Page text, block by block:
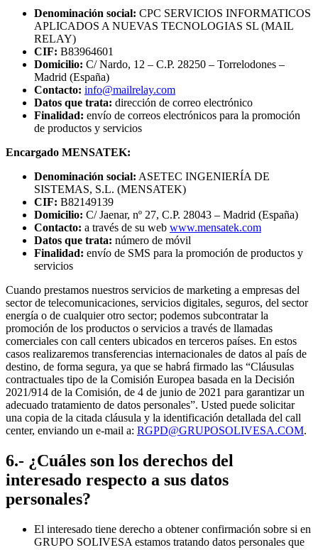
Denominación social: CPC SERVICIOS INFORMATICOS
APLICADOS A NUEVAS TECNOLOGIAS SL (MAIL
RELAY)
CIF: B83964601
Domicilio: C/ Nardo, 12 – C.P. 28250 – Torrelodones –
Madrid (España)
Contacto: info@mailrelay.com
Datos que trata: dirección de correo electrónico
Finalidad: envío de correos electrónicos para la promoción
de productos y servicios
Encargado MENSATEK:
Denominación social: ASETEC INGENIERÍA DE
SISTEMAS, S.L. (MENSATEK)
CIF: B82149139
Domicilio: C/ Jaenar, nº 27, C.P. 28043 – Madrid (España)
Contacto: a través de su web www.mensatek.com
Datos que trata: número de móvil
Finalidad: envío de SMS para la promoción de productos y
servicios
Cuando prestamos nuestros servicios de marketing a empresas del
sector de telecomunicaciones, servicios digitales, seguros, del sector
energía o de cualquier otro sector; podemos subcontratar la
promoción de los productos o servicios a través de llamadas
comerciales con call centers ubicados en terceros países. En estos
casos realizaremos transferencias internacionales de datos al país de
destino, de forma segura, ya que se habrá firmado las “Cláusulas
contractuales tipo de la Comisión Europea basada en la Decisión
2021/914 de la Comisión, de 4 de junio de 2021 para garantizar un
adecuado tratamiento de datos personales”. Usted puede solicitar
una copia de la citada cláusula y la identificación detallada del call
center, enviando un e-mail a: RGPD@GRUPOSOLIVESA.COM.
6.- ¿Cuáles son los derechos del
interesado respecto a sus datos
personales?
El interesado tiene derecho a obtener confirmación sobre si en
GRUPO SOLIVESA estamos tratando datos personales que